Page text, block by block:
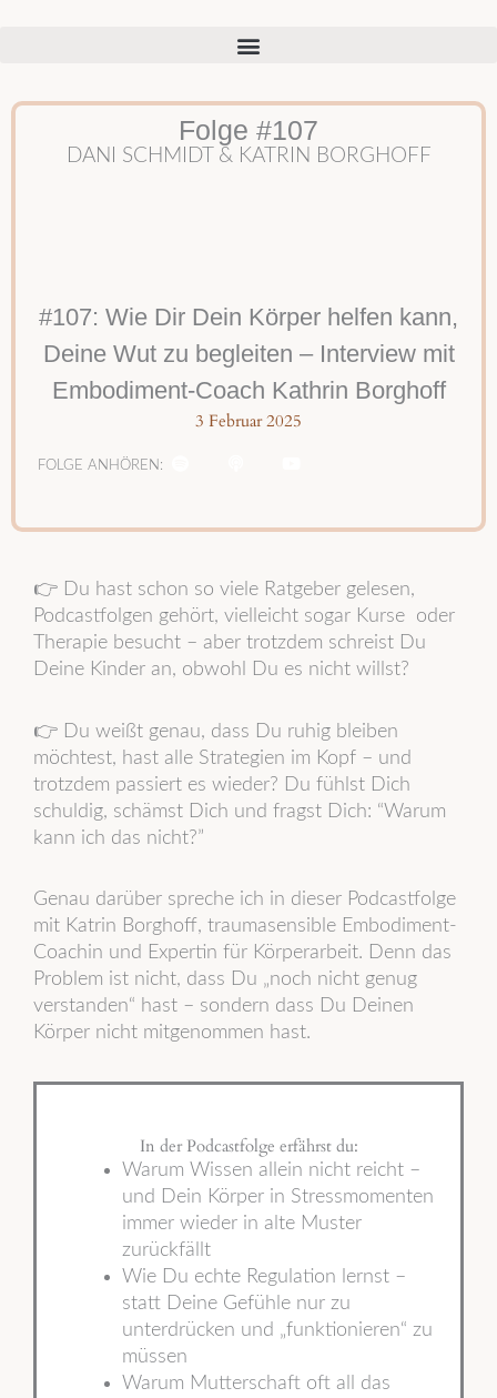
Folge #107
DANI SCHMIDT & KATRIN BORGHOFF
#107: Wie Dir Dein Körper helfen kann,
Deine Wut zu begleiten – Interview mit
Embodiment-Coach Kathrin Borghoff
3 Februar 2025
FOLGE ANHÖREN:
f s b
👉 Du hast schon so viele Ratgeber gelesen,
Podcastfolgen gehört, vielleicht sogar Kurse oder
Therapie besucht – aber trotzdem schreist Du
Deine Kinder an, obwohl Du es nicht willst?
👉 Du weißt genau, dass Du ruhig bleiben
möchtest, hast alle Strategien im Kopf – und
trotzdem passiert es wieder? Du fühlst Dich
schuldig, schämst Dich und fragst Dich: “Warum
kann ich das nicht?”
Genau darüber spreche ich in dieser Podcastfolge
mit Katrin Borghoff, traumasensible Embodiment-
Coachin und Expertin für Körperarbeit. Denn das
Problem ist nicht, dass Du „noch nicht genug
verstanden“ hast – sondern dass Du Deinen
Körper nicht mitgenommen hast.
In der Podcastfolge erfährst du:
Warum Wissen allein nicht reicht –
und Dein Körper in Stressmomenten
immer wieder in alte Muster
zurückfällt
Wie Du echte Regulation lernst –
statt Deine Gefühle nur zu
unterdrücken und „funktionieren“ zu
müssen
Warum Mutterschaft oft all das